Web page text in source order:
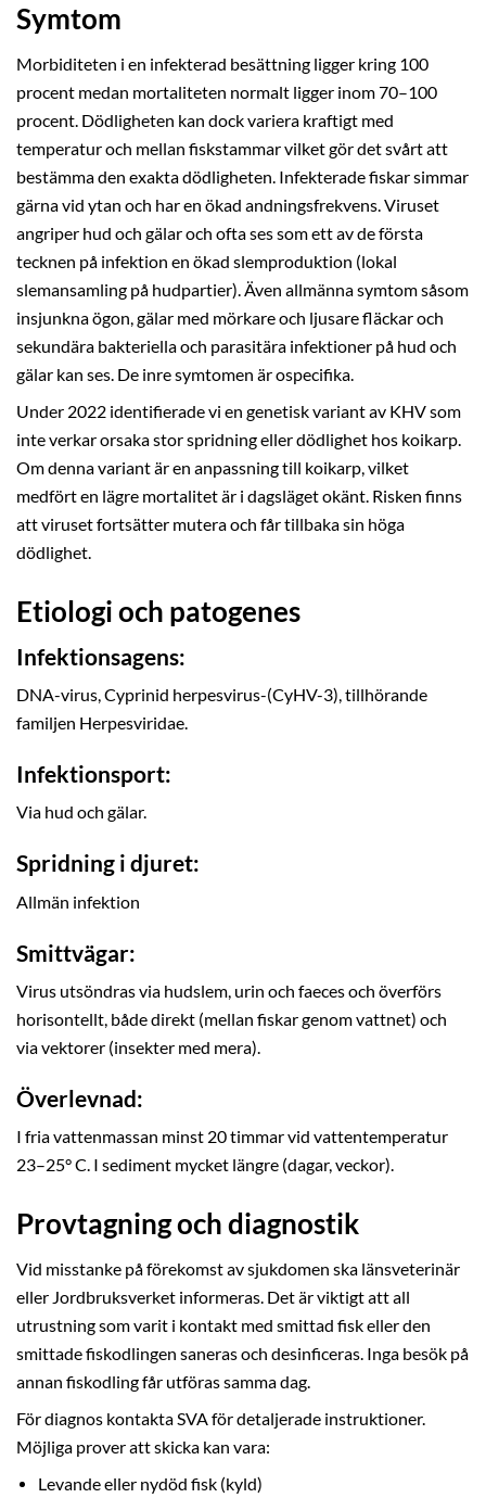
Symtom
Morbiditeten i en infekterad besättning ligger kring 100
procent medan mortaliteten normalt ligger inom 70–100
procent. Dödligheten kan dock variera kraftigt med
temperatur och mellan fiskstammar vilket gör det svårt att
bestämma den exakta dödligheten. Infekterade fiskar simmar
gärna vid ytan och har en ökad andningsfrekvens. Viruset
angriper hud och gälar och ofta ses som ett av de första
tecknen på infektion en ökad slemproduktion (lokal
slemansamling på hudpartier). Även allmänna symtom såsom
insjunkna ögon, gälar med mörkare och ljusare fläckar och
sekundära bakteriella och parasitära infektioner på hud och
gälar kan ses. De inre symtomen är ospecifika.
Under 2022 identifierade vi en genetisk variant av KHV som
inte verkar orsaka stor spridning eller dödlighet hos koikarp.
Om denna variant är en anpassning till koikarp, vilket
medfört en lägre mortalitet är i dagsläget okänt. Risken finns
att viruset fortsätter mutera och får tillbaka sin höga
dödlighet.
Etiologi och patogenes
Infektionsagens:
DNA-virus, Cyprinid herpesvirus-(CyHV-3), tillhörande
familjen Herpesviridae.
Infektionsport:
Via hud och gälar.
Spridning i djuret:
Allmän infektion
Smittvägar:
Virus utsöndras via hudslem, urin och faeces och överförs
horisontellt, både direkt (mellan fiskar genom vattnet) och
via vektorer (insekter med mera).
Överlevnad:
I fria vattenmassan minst 20 timmar vid vattentemperatur
23–25° C. I sediment mycket längre (dagar, veckor).
Provtagning och diagnostik
Vid misstanke på förekomst av sjukdomen ska länsveterinär
eller Jordbruksverket informeras. Det är viktigt att all
utrustning som varit i kontakt med smittad fisk eller den
smittade fiskodlingen saneras och desinficeras. Inga besök på
annan fiskodling får utföras samma dag.
För diagnos kontakta SVA för detaljerade instruktioner.
Möjliga prover att skicka kan vara:
Levande eller nydöd fisk (kyld)